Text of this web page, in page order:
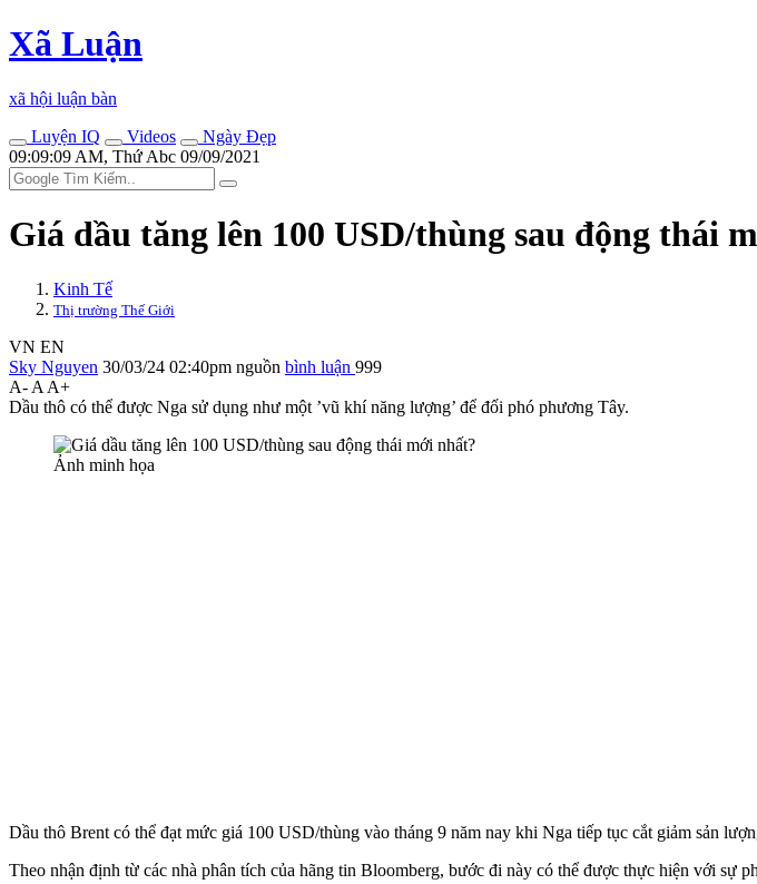
Xã Luận
xã hội luận bàn
Luyện IQ
Videos
Ngày Đẹp
09:09:09 AM, Thứ Abc 09/09/2021
Giá dầu tăng lên 100 USD/thùng sau động thái
Kinh Tế
Thị trường Thế Giới
VN EN
Sky Nguyen 30/03/24 02:40pm nguồn bình luận 999
A- A A+
Dầu thô có thể được Nga sử dụng như một ’vũ khí năng lượng’ để đối phó phương Tây.
Ảnh minh họa
Dầu thô Brent có thể đạt mức giá 100 USD/thùng vào tháng 9 năm nay khi Nga tiếp tục cắt giảm sản
Theo nhận định từ các nhà phân tích của hãng tin Bloomberg, bước đi này có thể được thực hiện với sự